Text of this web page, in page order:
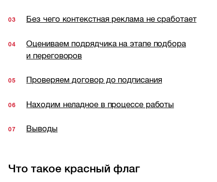
Без чего контекстная реклама не сработает
Оцениваем подрядчика на этапе подбора
и переговоров
Проверяем договор до подписания
Находим неладное в процессе работы
Выводы
Что такое красный флаг